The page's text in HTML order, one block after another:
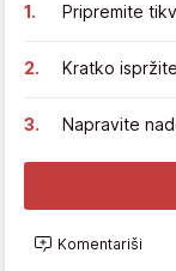
Pripremite
Kratko
Napravite
Komentariši